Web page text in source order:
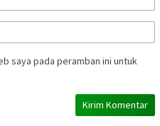
saya pada peramban ini untuk